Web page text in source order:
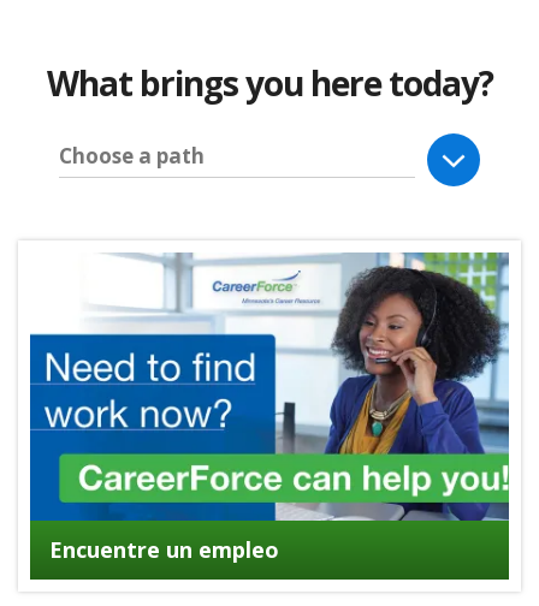
What brings you here today?
Choose a path
Encuentre un empleo